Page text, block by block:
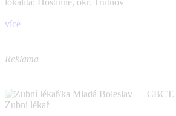
lokalita: Hostinné, okr. Trutnov
více
Reklama
Zubní lékař